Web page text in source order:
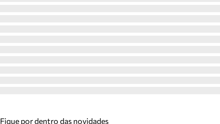
Fique por dentro das novidades